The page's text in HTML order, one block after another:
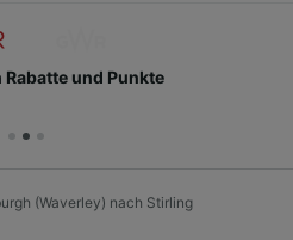
Rabatte und Punkte
(Waverley) nach Stirling